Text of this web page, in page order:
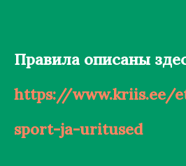
Правила описаны
https://www.kriis.ee/
sport-ja-uritused